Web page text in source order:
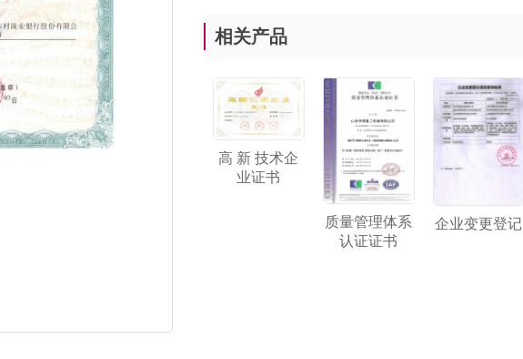
相关产品
高 新 技术企
业证书
质量管理体系
认证证书
企业变更登记